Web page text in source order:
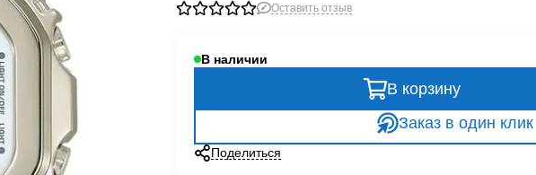
Оставить отзыв
В наличии
В корзину
Заказ в один клик
Поделиться